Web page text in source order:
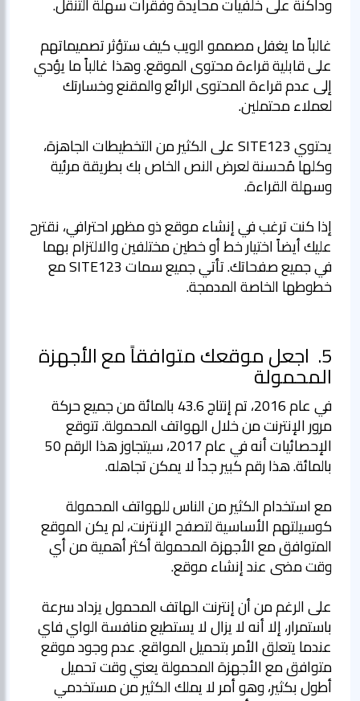
غالباً ما يغفل مصممو الويب كيف ستؤثر تصميماتهم
على قابلية قراءة محتوى الموقع. وهذا غالباً ما يؤدي
إلى عدم قراءة المحتوى الرائع والمقنع وخسارتك
يحتوي SITE123 على الكثير من التخطيطات الجاهزة،
وكلها مُحسنة لعرض النص الخاص بك بطريقة مرئية
إذا كنت ترغب في إنشاء موقع ذو مظهر احترافي، نقترح
عليك أيضاً اختيار خط أو خطين مختلفين والالتزام بهما
في جميع صفحاتك. تأتي جميع سمات SITE123 مع
خطوطها الخاصة المدمجة.
5. اجعل موقعك متوافقاً مع الأجهزة
المحمولة
في عام 2016، تم إنتاج 43.6 بالمائة من جميع حركة
مرور الإنترنت من خلال الهواتف المحمولة. تتوقع
الإحصائيات أنه في عام 2017، سيتجاوز هذا الرقم 50
مع استخدام الكثير من الناس للهواتف المحمولة
كوسيلتهم الأساسية لتصفح الإنترنت، لم يكن الموقع
المتوافق مع الأجهزة المحمولة أكثر أهمية من أي
على الرغم من أن إنترنت الهاتف المحمول يزداد سرعة
باستمرار، إلا أنه لا يزال لا يستطيع منافسة الواي فاي
عندما يتعلق الأمر بتحميل المواقع. عدم وجود موقع
متوافق مع الأجهزة المحمولة يعني وقت تحميل
أطول بكثير، وهو أمر لا يملك الكثير من مستخدمي